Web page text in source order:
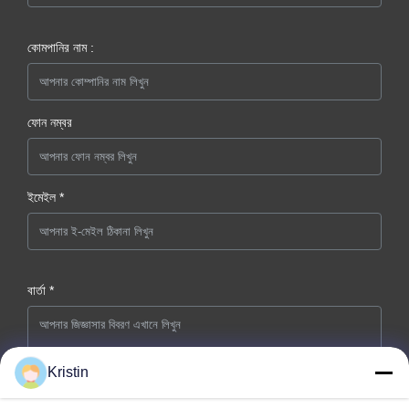
কোমপানির নাম :
ফোন নম্বর
ইমেইল *
বার্তা *
Kristin